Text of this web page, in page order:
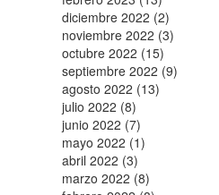
diciembre 2022 (2)
noviembre 2022 (3)
octubre 2022 (15)
septiembre 2022 (9)
agosto 2022 (13)
julio 2022 (8)
junio 2022 (7)
mayo 2022 (1)
abril 2022 (3)
marzo 2022 (8)